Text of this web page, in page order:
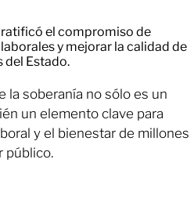
ratificó el compromiso de
y mejorar la calidad de
del Estado.
la soberanía no sólo es un
un elemento clave para
y el bienestar de millones
público.